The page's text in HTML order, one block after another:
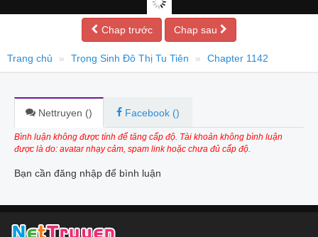
Chap trước Chap sau
Trang chủ Trọng Sinh Đô Thị Tu Tiên Chapter 1142
Nettruyen () Facebook ()
Bình luận không được tính để tăng cấp độ. Tài khoản không bình luận
được là do: avatar nhạy cảm, spam link hoặc chưa đủ cấp độ.
Bạn cần đăng nhập để bình luận